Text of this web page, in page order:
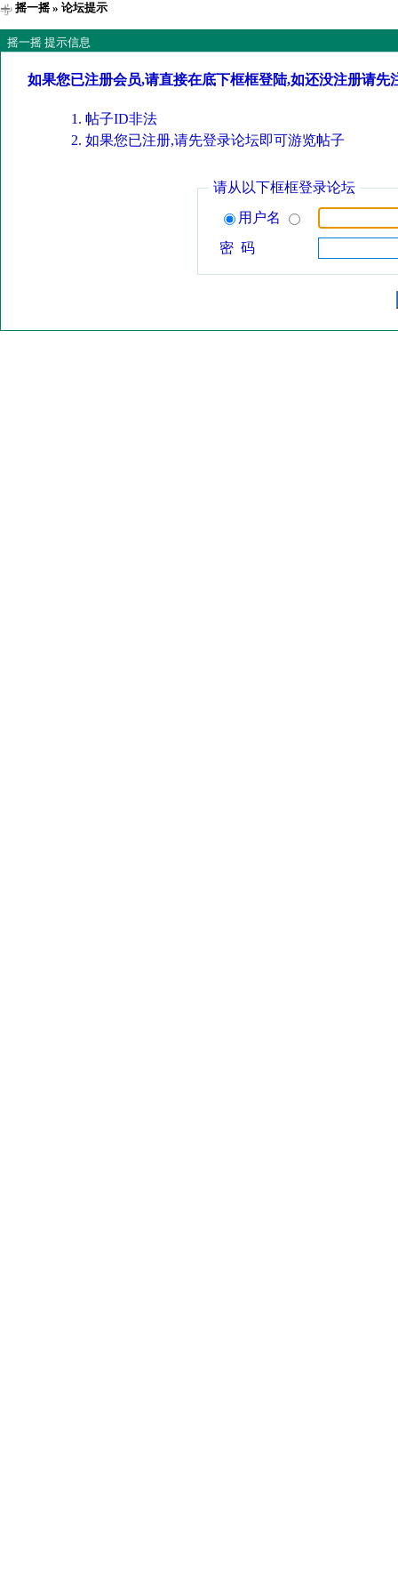
摇一摇» 论坛提示
摇一摇 提示信息
如果您已注册会员,请直接在底下框框登陆,如还没注册请先
帖子ID非法
如果您已注册,请先登录论坛即可游览帖子
请从以下框框登录论坛
用户名
密 码